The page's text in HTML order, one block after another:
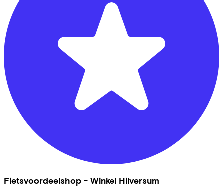
Fietsvoordeelshop - Winkel Hilversum